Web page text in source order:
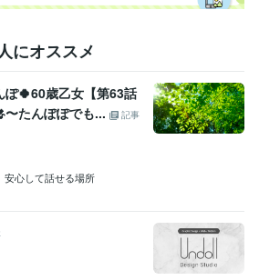
年3月 ~ 2014年2月
３ヶ月で達成！
ココナラ★販売実績１０
婦でも１ヶ月の販売額10万円到達！ ココナ
績500件達成！ ココナラ★主婦でも1ヶ月
ココナラ★販売実績800件達成！
ココナ
ココナラ★販売実績1000件達成！ ココナ
にオススメ
ぽ🍀60歳乙女【第63話
〜たんぽぽでも...
記事
安心して話せる場所